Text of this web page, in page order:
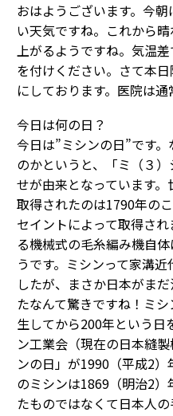
おはようございます。今
い天気ですね。これから
上がるようですね。気温
を付けください。さて本
にしております。医院は通
今日は何の日？
今日は”ミシンの日”です
のかというと、「ミ（３
せが由来となっています
取得されたのは1790年の
セイントによって取得さ
る機械式の毛糸編み機自
うです。ミシンって家溝
したが、まさか日本がま
たなんて驚きですね！ミ
生してから200年という日
ン工業会（現在の日本縫
ンの日」が1990（平成2
のミシンは1869（明治2
たものではなくて日本人